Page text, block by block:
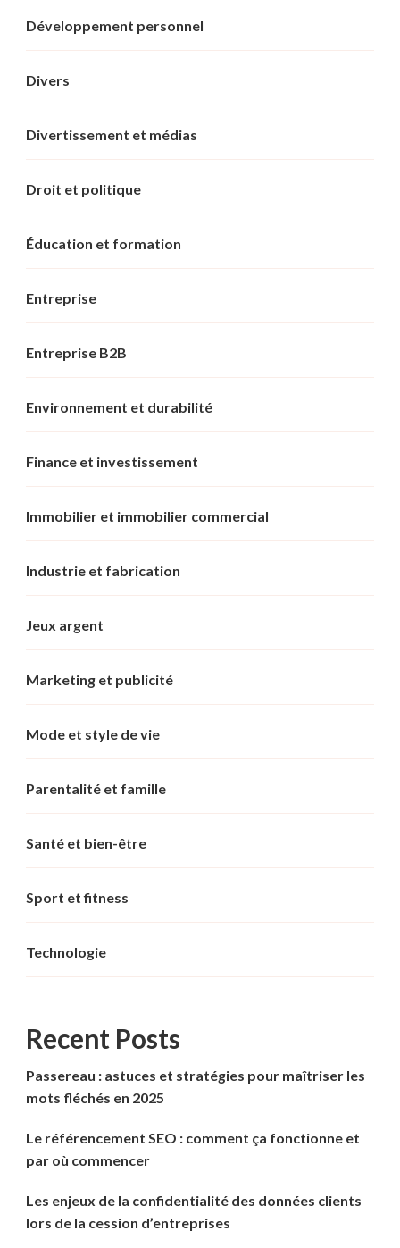
Développement personnel
Divers
Divertissement et médias
Droit et politique
Éducation et formation
Entreprise
Entreprise B2B
Environnement et durabilité
Finance et investissement
Immobilier et immobilier commercial
Industrie et fabrication
Jeux argent
Marketing et publicité
Mode et style de vie
Parentalité et famille
Santé et bien-être
Sport et fitness
Technologie
Recent Posts
Passereau : astuces et stratégies pour maîtriser les
mots fléchés en 2025
Le référencement SEO : comment ça fonctionne et
par où commencer
Les enjeux de la confidentialité des données clients
lors de la cession d’entreprises